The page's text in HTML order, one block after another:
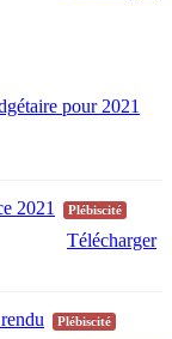
pour 2021
2021 Plébiscité
Télécharger
Plébiscité